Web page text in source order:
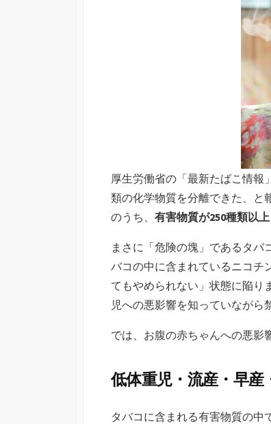
厚生労働省の「最新たばこ情報
類の化学物質を分離できた、と
のうち、 有害物質が250種類以
まさに「危険の塊」であるタバ
バコの中に含まれているニコチ
てもやめられない」状態に陥り
児への悪影響を知っていながら
では、お腹の赤ちゃんへの悪影
低体重児・流産・早
タバコに含まれる有害物質の中